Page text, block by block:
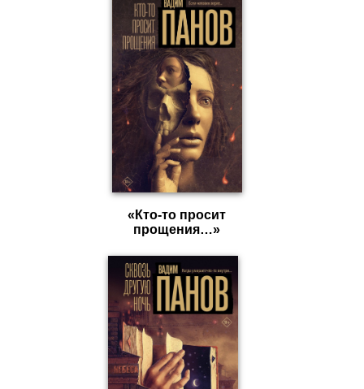
«Кто-то просит
прощения…»